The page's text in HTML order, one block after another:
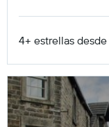
4+ estrellas desde